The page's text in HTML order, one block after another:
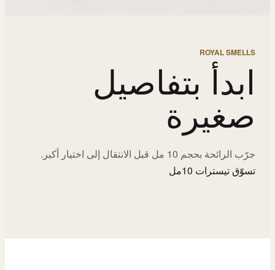
ROYAL SMELLS
ابدأ بتفاصيل
صغيرة
جرّب الرائحة بحجم 10 مل قبل الانتقال إلى اختيار أكبر.
تسوّق تيسترات 10مل